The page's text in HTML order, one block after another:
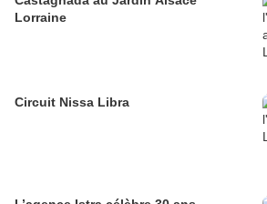
Lorraine
Circuit Nissa Libra